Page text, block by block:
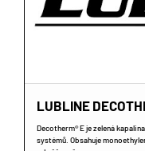
LUBLINE
Decotherm® E je zelená
systémů. Obsahuje